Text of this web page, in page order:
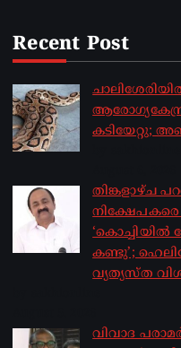
Recent Post
കടിയേറ്റു;
തിങ്കളാഴ്ച
കണ്ടു’;
വ്യത്യസ്ത
വിവാദ